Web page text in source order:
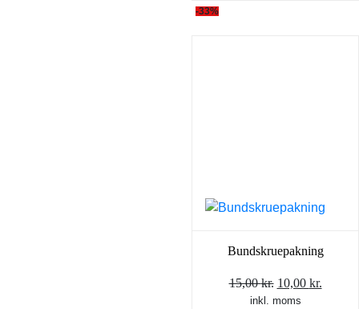
-33%
Bundskruepakning
15,00kr. Den
oprindelige
10,00 kr.
inkl. moms